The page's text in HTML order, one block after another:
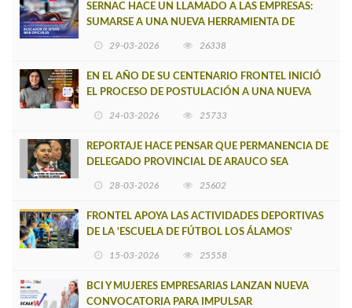
SERNAC HACE UN LLAMADO A LAS EMPRESAS:
SUMARSE A UNA NUEVA HERRAMIENTA DE
29-03-2026 26338
EN EL AÑO DE SU CENTENARIO FRONTEL INICIÓ
EL PROCESO DE POSTULACIÓN A UNA NUEVA
24-03-2026 25733
REPORTAJE HACE PENSAR QUE PERMANENCIA DE
DELEGADO PROVINCIAL DE ARAUCO SEA
28-03-2026 25602
FRONTEL APOYA LAS ACTIVIDADES DEPORTIVAS
DE LA 'ESCUELA DE FÚTBOL LOS ÁLAMOS'
15-03-2026 25558
BCI Y MUJERES EMPRESARIAS LANZAN NUEVA
CONVOCATORIA PARA IMPULSAR